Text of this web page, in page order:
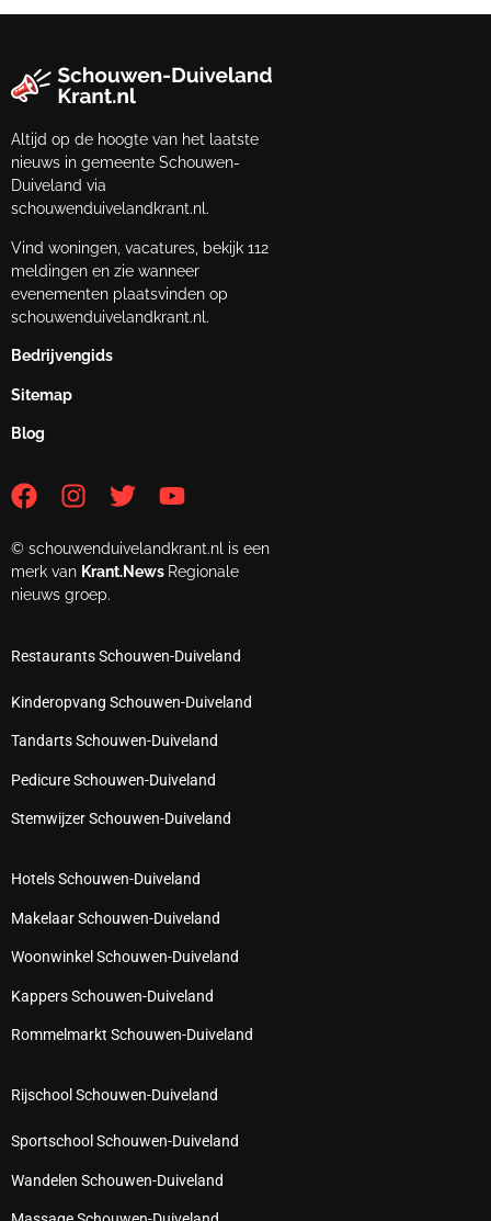
Altijd op de hoogte van het laatste
nieuws in gemeente Schouwen-
Duiveland via
schouwenduivelandkrant.nl.
Vind woningen, vacatures, bekijk 112
meldingen en zie wanneer
evenementen plaatsvinden op
schouwenduivelandkrant.nl.
Bedrijvengids
Sitemap
Blog
© schouwenduivelandkrant.nl is een
merk van Krant.News Regionale
nieuws groep.
Restaurants Schouwen-Duiveland
Kinderopvang Schouwen-Duiveland
Tandarts Schouwen-Duiveland
Pedicure Schouwen-Duiveland
Stemwijzer Schouwen-Duiveland
Hotels Schouwen-Duiveland
Makelaar Schouwen-Duiveland
Woonwinkel Schouwen-Duiveland
Kappers Schouwen-Duiveland
Rommelmarkt Schouwen-Duiveland
Rijschool Schouwen-Duiveland
Sportschool Schouwen-Duiveland
Wandelen Schouwen-Duiveland